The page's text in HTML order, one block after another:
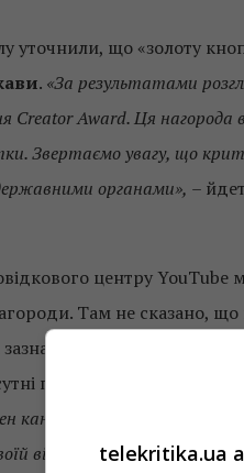
уточнили, що «золоту
. «За результатами
Creator Award. Ця
Звертаємо увагу, що
органами», –
центру YouTube
Там не сказано,
що канал на
попередження про
канал перевіряється
відповіді: “Звертаємо
telekritika.ua